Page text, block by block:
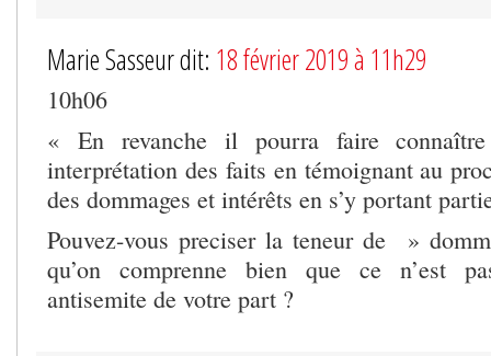
Marie Sasseur dit: 18 février 2019 à 11h29
10h06
« En revanche il pourra faire
interprétation des faits en témoignant au
des dommages et intérêts en s’y portant
Pouvez-vous preciser la teneur de »
qu’on comprenne bien que ce n’est
antisemite de votre part ?